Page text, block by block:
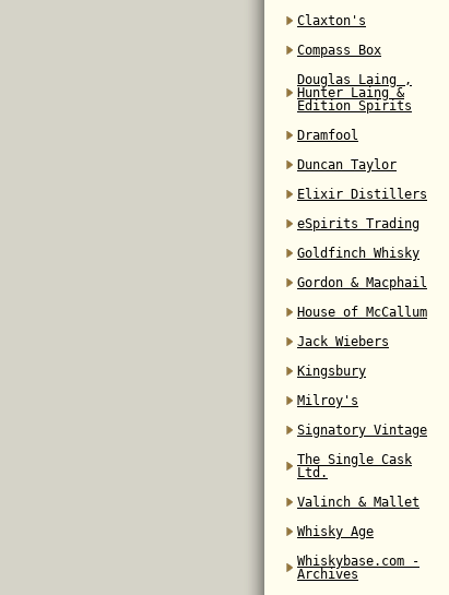
Claxton's
Compass Box
Douglas Laing ,
Hunter Laing &
Edition Spirits
Dramfool
Duncan Taylor
Elixir Distillers
eSpirits Trading
Goldfinch Whisky
Gordon & Macphail
House of McCallum
Jack Wiebers
Kingsbury
Milroy's
Signatory Vintage
The Single Cask
Ltd.
Valinch & Mallet
Whisky Age
Whiskybase.com -
Archives